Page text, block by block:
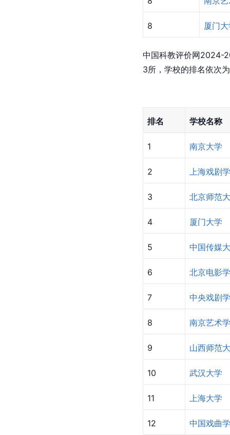
8 厦门
中国科教评价网2024-
3所，学校的排名依次
排名 学校名称
1 南京大学
2 上海戏剧
3 北京师范
4 厦门大学
5 中国传媒
6 北京电影
7 中央戏剧
8 南京艺术
9 山西师范
10 武汉大学
11 上海大学
12 中国戏曲